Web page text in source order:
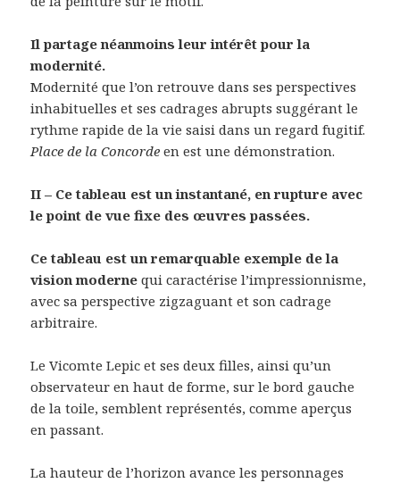
Il partage néanmoins leur intérêt pour la
modernité.
Modernité que l’on retrouve dans ses perspectives
inhabituelles et ses cadrages abrupts suggérant le
rythme rapide de la vie saisi dans un regard fugitif.
Place de la Concorde en est une démonstration.
II – Ce tableau est un instantané, en rupture avec
le point de vue fixe des œuvres passées.
Ce tableau est un remarquable exemple de la
vision modernequi caractérise l’impressionnisme,
avec sa perspective zigzaguant et son cadrage
arbitraire.
Le Vicomte Lepic et ses deux filles, ainsi qu’un
observateur en haut de forme, sur le bord gauche
de la toile, semblent représentés, comme aperçus
en passant.
La hauteur de l’horizon avance les personnages